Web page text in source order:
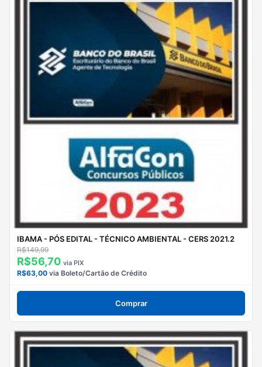
IBAMA - PÓS EDITAL - TÉCNICO AMBIENTAL - CERS 2021.2
R$149,99
R$56,70 via PIX
R$63,00 via Boleto/Cartão de Crédito
Comprar